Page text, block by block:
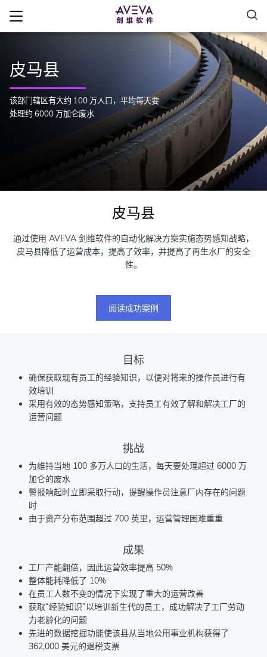
皮马县
该部门辖区有大约 100 万人口，平均每天要
处理约 6000 万加仑废水
皮马县
通过使用 AVEVA 剑维软件的自动化解决方案实施态势感知战略，
皮马县降低了运营成本，提高了效率，并提高了再生水厂的安全
性。
阅读成功案例
目标
确保获取现有员工的经验知识，以便对将来的操作员进行有
效培训
采用有效的态势感知策略，支持员工有效了解和解决工厂的
运营问题
挑战
为维持当地 100 多万人口的生活，每天要处理超过 6000 万
加仑的废水
警报响起时立即采取行动，提醒操作员注意厂内存在的问题
时
由于资产分布范围超过 700 英里，运营管理困难重重
成果
工厂产能翻倍，因此运营效率提高 50%
整体能耗降低了 10%
在员工人数不变的情况下实现了重大的运营改善
获取“经验知识”以培训新生代的员工，成功解决了工厂劳动
力老龄化的问题
先进的数据挖掘功能使该县从当地公用事业机构获得了
362,000 美元的退税支票